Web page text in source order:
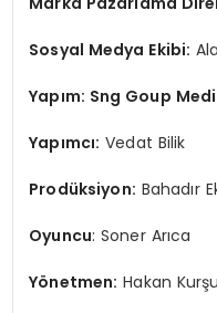
Sosyal Medya Ekibi:
Yapım: Sng Goup
Yapımcı: Vedat Bilik
Prodüksiyon: Bahadır
Oyuncu: Soner Arıca
Yönetmen: Hakan